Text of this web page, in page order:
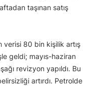
taşınan satış
verisi 80 bin kişilik artış
geldi; mayıs-haziran
revizyon yapıldı. Bu
artırdı. Petrolde